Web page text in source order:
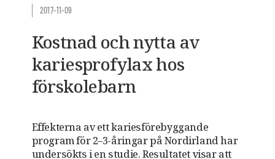
2017-11-09
Kostnad och nytta av
kariesprofylax hos
förskolebarn
Effekterna av ett kariesförebyggande
program för 2–3-åringar på Nordirland har
undersökts i en studie. Resultatet visar att